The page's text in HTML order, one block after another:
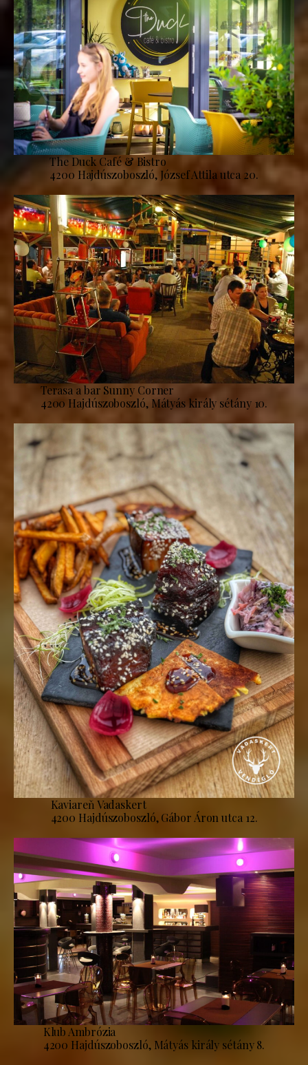
The Duck Café & Bistro
4200 Hajdúszoboszló, József Attila utca 20.
Terasa a bar Sunny Corner
4200 Hajdúszoboszló, Mátyás király sétány 10.
Kaviareň Vadaskert
4200 Hajdúszoboszló, Gábor Áron utca 12.
Klub Ambrózia
4200 Hajdúszoboszló, Mátyás király sétány 8.